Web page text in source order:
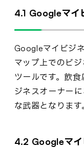
4.1 Googleマイ
Googleマイビジ
マップ上でのビ
ツールです。飲
ジネスオーナー
な武器となります
4.2 Googleマイ